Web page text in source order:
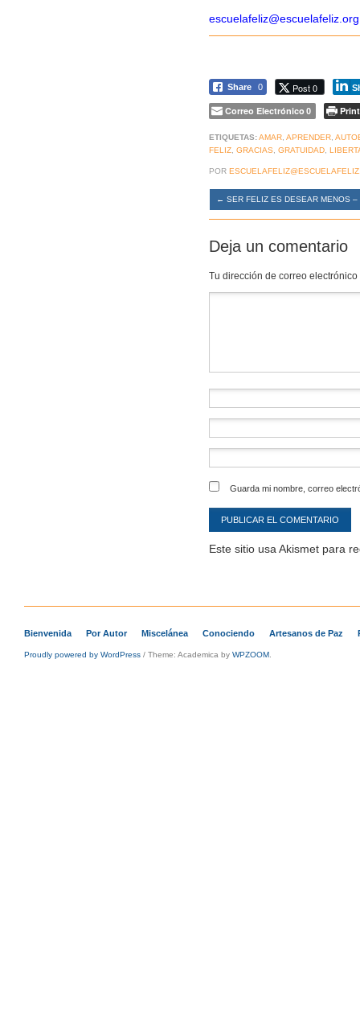
escuelafeliz@escuelafeliz.org
Share 0 Post 0
Correo Electrónico 0 Print
ETIQUETAS:AMAR APRENDER
FELIZ GRACIAS GRATUIDAD
POR
← SER FELIZ ES DESEAR MENOS –
Deja un comentario
Tu dirección de correo
Guarda mi nombre, correo
Este sitio usa Akismet para
Bienvenida Por Autor Miscelánea Conociendo Artesanos de Paz
Proudly powered by WordPress / Theme: Academica by WPZOOM